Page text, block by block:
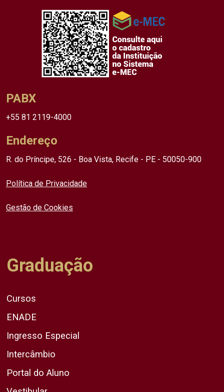
PABX
+55 81 2119-4000
Endereço
R. do Príncipe, 526 - Boa Vista, Recife - PE - 50050-900
Política de Privacidade
Gestão de Cookies
Graduação
Cursos
ENADE
Ingresso Especial
Intercâmbio
Portal do Aluno